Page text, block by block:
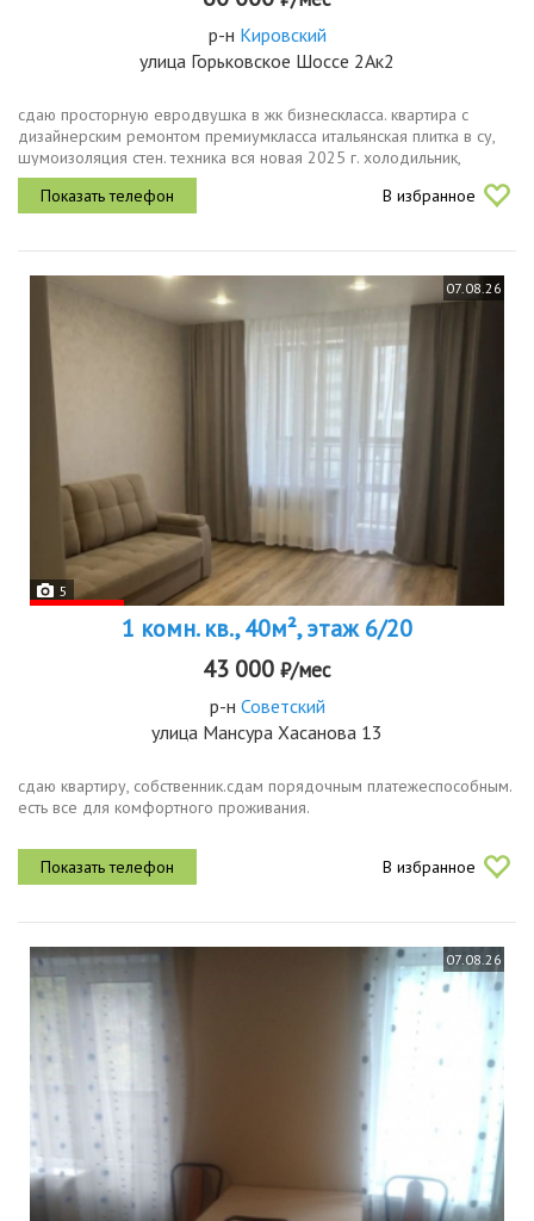
р-н Кировский
улица Горьковское Шоссе 2Ак2
сдаю просторную евродвушка в жк бизнескласса. квартира с
дизайнерским ремонтом премиумкласса итальянская плитка в су,
шумоизоляция стен. техника вся новая 2025 г. холодильник,
стиральная духовка, вытяжка. встроенная гардеробная система.
дом сдан...
В избранное
07.08.26
5
1 комн. кв., 40м², этаж 6/20
43 000 ₽/мес
р-н Советский
улица Мансура Хасанова 13
сдаю квартиру, собственник.сдам порядочным платежеспособным.
есть все для комфортного проживания.
В избранное
07.08.26